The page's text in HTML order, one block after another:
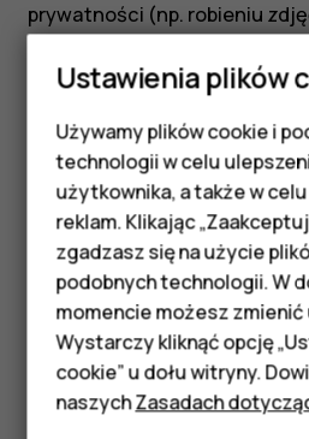
Smartfony
Telefony z
Akcesoria
HMD Terra M
Tablety
prywatności (np. robieniu
Jeśli w Twoim telefonie
aktualne oprogramowanie, a
wyłączyć dźwięku migawki,
się to z powyższymi
Czy te informacje były
Tak Nie
Ustawienia plików
Używamy plików cookie i
technologii w celu
użytkownika, a także w
reklam. Klikając
zgadzasz się na użycie
podobnych technologii. W
momencie możesz
Wystarczy kliknąć opcję
cookie” u dołu witryny.
naszychZasadach